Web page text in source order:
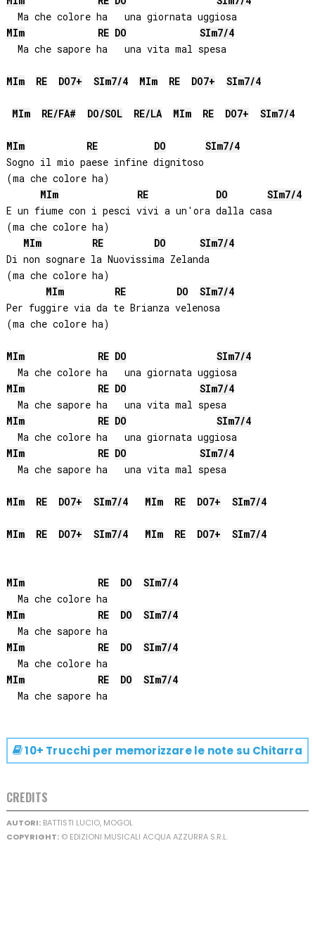
  Ma che colore ha   una giornata uggiosa
MIm RE DO SIm7/4
  Ma che sapore ha   una vita mal spesa
MIm RE DO7+ SIm7/4 MIm RE DO7+ SIm7/4
MIm RE/FA# DO/SOL RE/LA MIm RE DO7+ SIm7/4
MIm RE DO SIm7/4
Sogno il mio paese infine dignitoso
(ma che colore ha)
MIm RE DO SIm7/4
E un fiume con i pesci vivi a un'ora dalla casa
(ma che colore ha)
MIm RE DO SIm7/4
Di non sognare la Nuovissima Zelanda
(ma che colore ha)
MIm RE DO SIm7/4
Per fuggire via da te Brianza velenosa
(ma che colore ha)
MIm RE DO SIm7/4
  Ma che colore ha   una giornata uggiosa
MIm RE DO SIm7/4
  Ma che sapore ha   una vita mal spesa
MIm RE DO SIm7/4
  Ma che colore ha   una giornata uggiosa
MIm RE DO SIm7/4
  Ma che sapore ha   una vita mal spesa
MIm RE DO7+ SIm7/4 MIm RE DO7+ SIm7/4
MIm RE DO7+ SIm7/4 MIm RE DO7+ SIm7/4
MIm RE DO SIm7/4
MIm RE DO SIm7/4
MIm RE DO SIm7/4
MIm RE DO SIm7/4
  Ma che sapore ha
10+ Trucchi per memorizzare le note su Chitarra
CREDITS
AUTORI:BATTISTI LUCIO, MOGOL
COPYRIGHT:© EDIZIONI MUSICALI ACQUA AZZURRA S.R.L.